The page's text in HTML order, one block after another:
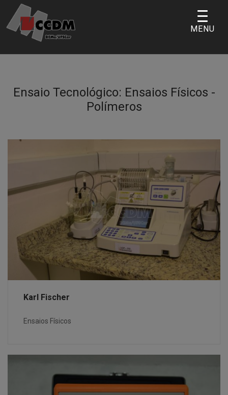
content
Ensaio Tecnológico: Ensaios Físicos -
Polímeros
Karl Fischer
Ensaios Físicos
MENU